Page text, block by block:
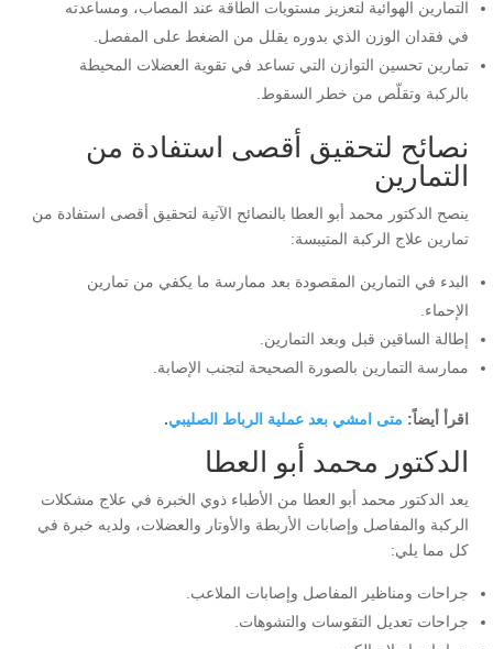
التمارين الهوائية لتعزيز مستويات الطاقة عند المصاب، ومساعدته
في فقدان الوزن الذي بدوره يقلل من الضغط على المفصل.
تمارين تحسين التوازن التي تساعد في تقوية العضلات المحيطة
بالركبة وتقلّص من خطر السقوط.
نصائح لتحقيق أقصى استفادة من
التمارين
ينصح الدكتور محمد أبو العطا بالنصائح الآتية لتحقيق أقصى استفادة من
تمارين علاج الركبة المتيبسة:
البدء في التمارين المقصودة بعد ممارسة ما يكفي من تمارين
الإحماء.
إطالة الساقين قبل وبعد التمارين.
ممارسة التمارين بالصورة الصحيحة لتجنب الإصابة.
اقرأ أيضاً: متى امشي بعد عملية الرباط الصليبي.
الدكتور محمد أبو العطا
يعد الدكتور محمد أبو العطا من الأطباء ذوي الخبرة في علاج مشكلات
الركبة والمفاصل وإصابات الأربطة والأوتار والعضلات، ولديه خبرة في
كل مما يلي:
جراحات ومناظير المفاصل وإصابات الملاعب.
جراحات تعديل التقوسات والتشوهات.